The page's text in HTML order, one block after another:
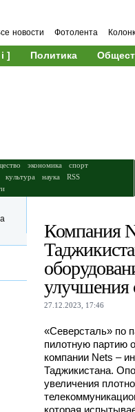
новости Фотолента
] Политика
экономика
спорт
культура наука
RSS
Компания
улучшения
27.12.2023, 17:46
«Северсталь» по
пилотную партию
компании Nets –
Таджикистана.
увеличения
которая